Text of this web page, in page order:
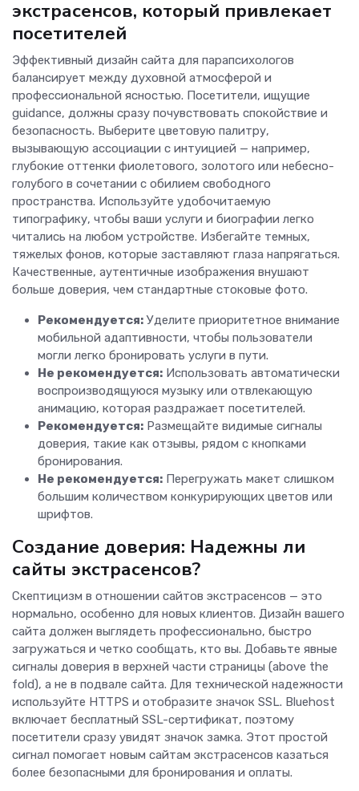
экстрасенсов, который привлекает
посетителей
Эффективный дизайн сайта для парапсихологов
балансирует между духовной атмосферой и
профессиональной ясностью. Посетители, ищущие
guidance, должны сразу почувствовать спокойствие и
безопасность. Выберите цветовую палитру,
вызывающую ассоциации с интуицией — например,
глубокие оттенки фиолетового, золотого или небесно-
голубого в сочетании с обилием свободного
пространства. Используйте удобочитаемую
типографику, чтобы ваши услуги и биографии легко
читались на любом устройстве. Избегайте темных,
тяжелых фонов, которые заставляют глаза напрягаться.
Качественные, аутентичные изображения внушают
больше доверия, чем стандартные стоковые фото.
Рекомендуется: Уделите приоритетное внимание
мобильной адаптивности, чтобы пользователи
могли легко бронировать услуги в пути.
Не рекомендуется: Использовать автоматически
воспроизводящуюся музыку или отвлекающую
анимацию, которая раздражает посетителей.
Рекомендуется: Размещайте видимые сигналы
доверия, такие как отзывы, рядом с кнопками
бронирования.
Не рекомендуется: Перегружать макет слишком
большим количеством конкурирующих цветов или
шрифтов.
Создание доверия: Надежны ли
сайты экстрасенсов?
Скептицизм в отношении сайтов экстрасенсов — это
нормально, особенно для новых клиентов. Дизайн вашего
сайта должен выглядеть профессионально, быстро
загружаться и четко сообщать, кто вы. Добавьте явные
сигналы доверия в верхней части страницы (above the
fold), а не в подвале сайта. Для технической надежности
используйте HTTPS и отобразите значок SSL. Bluehost
включает бесплатный SSL-сертификат, поэтому
посетители сразу увидят значок замка. Этот простой
сигнал помогает новым сайтам экстрасенсов казаться
более безопасными для бронирования и оплаты.